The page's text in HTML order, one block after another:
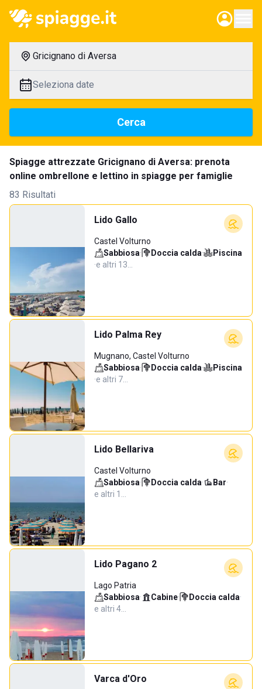
Gricignano di Aversa
Seleziona date
Cerca
Spiagge attrezzate Gricignano di Aversa: prenota
online ombrellone e lettino in spiagge per famiglie
83 Risultati
Lido Gallo
Castel Volturno
Sabbiosa· Doccia calda·
Piscina
·e altri 13…
Lido Palma Rey
Mugnano, Castel Volturno
Sabbiosa· Doccia calda·
Piscina
·e altri 7…
Lido Bellariva
Castel Volturno
Sabbiosa· Doccia calda· Bar·
e altri 1…
Lido Pagano 2
Lago Patria
Sabbiosa· Cabine· Doccia calda·
e altri 4…
Varca d'Oro